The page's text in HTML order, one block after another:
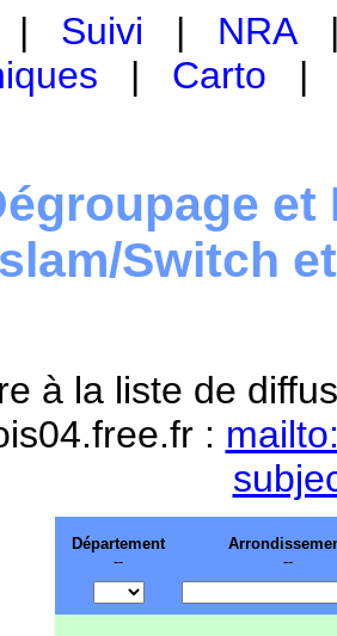
Suivi | NRA
| Carto
et
Switch
à la liste de
:
Département
--
--